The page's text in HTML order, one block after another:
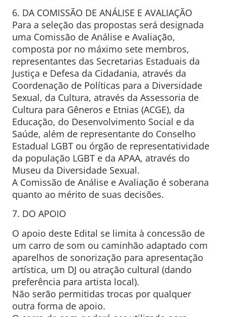
6. DA COMISSÃO DE ANÁLISE E AVALIAÇÃO
Para a seleção das propostas será designada
uma Comissão de Análise e Avaliação,
composta por no máximo sete membros,
representantes das Secretarias Estaduais da
Justiça e Defesa da Cidadania, através da
Coordenação de Políticas para a Diversidade
Sexual, da Cultura, através da Assessoria de
Cultura para Gêneros e Etnias (ACGE), da
Educação, do Desenvolvimento Social e da
Saúde, além de representante do Conselho
Estadual LGBT ou órgão de representatividade
da população LGBT e da APAA, através do
Museu da Diversidade Sexual.
A Comissão de Análise e Avaliação é soberana
quanto ao mérito de suas decisões.
7. DO APOIO
O apoio deste Edital se limita à concessão de
um carro de som ou caminhão adaptado com
aparelhos de sonorização para apresentação
artística, um DJ ou atração cultural (dando
preferência para artista local).
Não serão permitidas trocas por qualquer
outra forma de apoio.